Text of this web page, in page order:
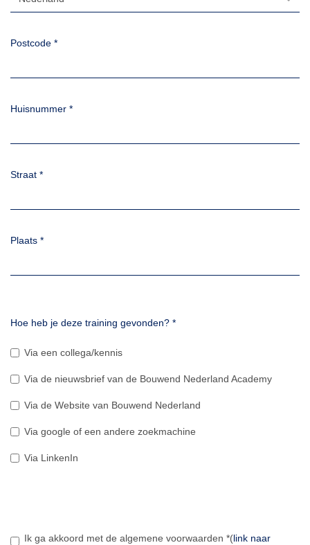
Postcode *
Huisnummer *
Straat *
Plaats *
Hoe heb je deze training gevonden? *
Via een collega/kennis
Via de nieuwsbrief van de Bouwend Nederland Academy
Via de Website van Bouwend Nederland
Via google of een andere zoekmachine
Via LinkenIn
Ik ga akkoord met de algemene voorwaarden *(link naar